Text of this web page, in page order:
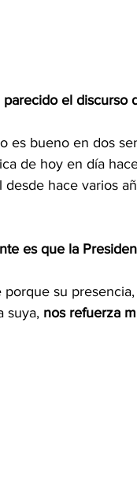
parecido el discurso
es bueno en dos
de hoy en día
desde hace varios
es que la
porque su
suya, nos refuerza